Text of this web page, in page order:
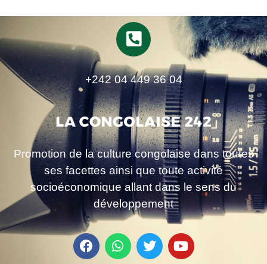
+242 04 449 36 04
Promotion de la culture congolaise dans toutes
ses facettes ainsi que toute activité
socioéconomique allant dans le sens du
développement